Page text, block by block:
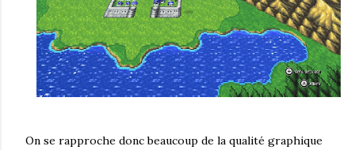
On se rapproche donc beaucoup de la qualité graphique